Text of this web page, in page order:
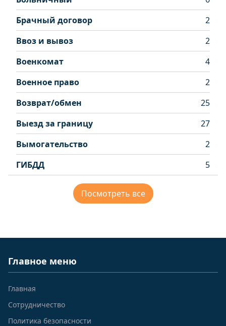
Брачный договор
2
Ввоз и вывоз
2
Военкомат
4
Военное право
2
Возврат/обмен
25
Выезд за границу
27
Вымогательство
2
ГИБДД
5
Посмотреть все
Главное меню
Главная
Сотрудничество
Политика безопасности